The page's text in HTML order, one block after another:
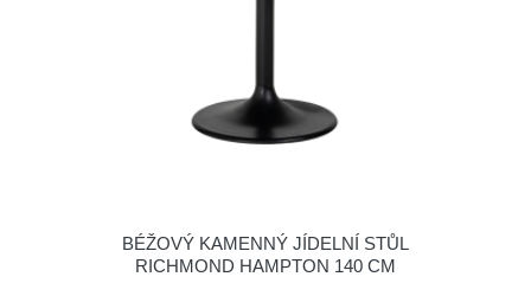
BÉŽOVÝ KAMENNÝ JÍDELNÍ STŮL
RICHMOND HAMPTON 140 CM